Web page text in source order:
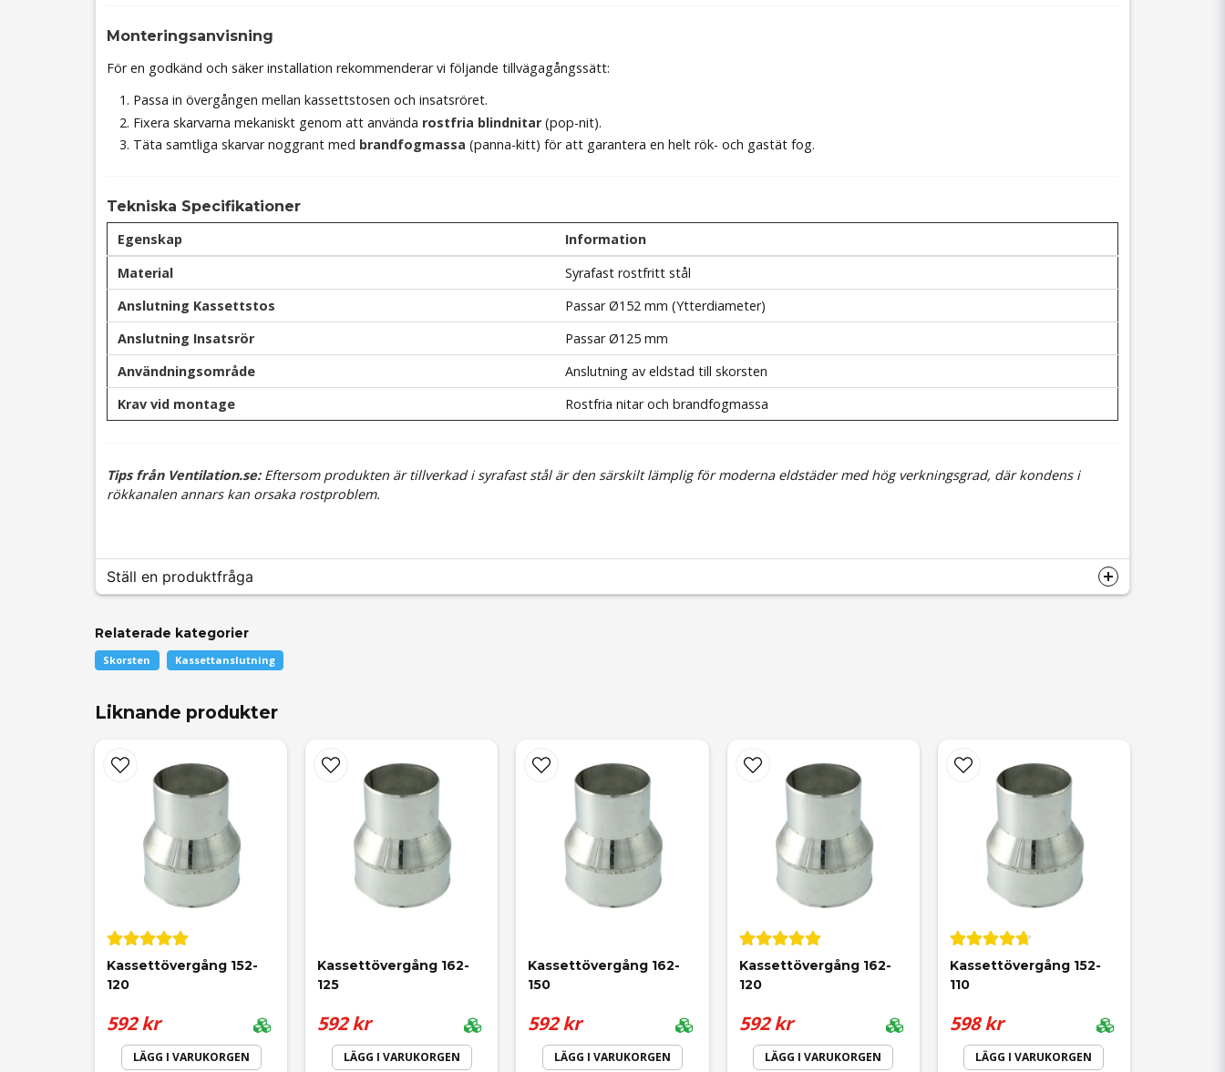
Monteringsanvisning
För en godkänd och säker installation rekommenderar vi följande tillvägagångssätt:
Passa in övergången mellan kassettstosen och insatsröret.
Fixera skarvarna mekaniskt genom att använda rostfria blindnitar(pop-nit).
Täta samtliga skarvar noggrant med brandfogmassa (panna-kitt) för att garantera en helt rök- och gastät fog.
Tekniska Specifikationer
Egenskap
Information
Material
Syrafast rostfritt stål
Anslutning Kassettstos
Passar Ø152 mm (Ytterdiameter)
Anslutning Insatsrör
Passar Ø125 mm
Användningsområde
Anslutning av eldstad till skorsten
Krav vid montage
Rostfria nitar och brandfogmassa
Tips från Ventilation.se:Eftersom produkten är tillverkad i syrafast stål är den särskilt lämplig för moderna eldstäder med hög verkningsgrad, där kondens i
rökkanalen annars kan orsaka rostproblem.
Ställ en produktfråga
question
Fråga oss något om denna produkten...
nameNamn emailMejladress
Ja, ni får publicera min fråga
Relaterade kategorier
Skorsten Kassettanslutning
Liknande produkter
Kassettövergång 152-
120
592 kr
LÄGG I VARUKORGEN
Kassettövergång 162-
125
592 kr
LÄGG I VARUKORGEN
Kassettövergång 162-
150
592 kr
LÄGG I VARUKORGEN
Kassettövergång 162-
120
592 kr
LÄGG I VARUKORGEN
Kassettövergång 152-
110
598 kr
LÄGG I VARUKORGEN